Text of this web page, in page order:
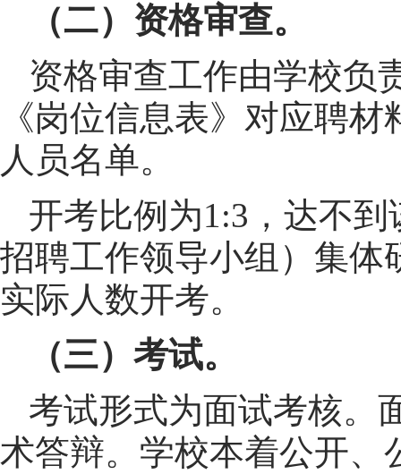
（二）资格审查。
资格审查工作由学校负
《岗位信息表》对应聘
人员名单。
开考比例为1:3，达不
招聘工作领导小组）集体
实际人数开考。
（三）考试。
考试形式为面试考核。
术答辩。学校本着公开、